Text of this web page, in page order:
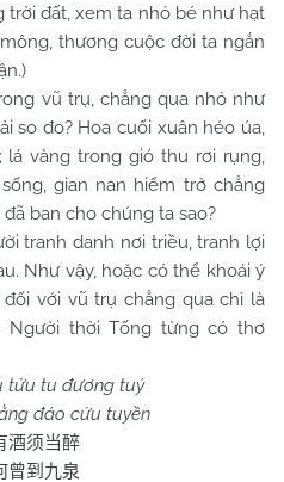
đất, xem ta nhỏ bé như hạt
thương cuộc đời ta ngắn
vũ trụ, chẳng qua nhỏ như
so đo? Hoa cuối xuân héo úa,
lá vàng trong gió thu rơi rụng,
gian nan hiểm trở chẳng
ban cho chúng ta sao?
danh nơi triều, tranh lợi
Như vậy, hoặc có thể khoái ý
với vũ trụ chẳng qua chỉ là
Người thời Tống từng có thơ
tửu tu đương tuý
đáo cửu tuyền
酒须当醉
曾到九泉